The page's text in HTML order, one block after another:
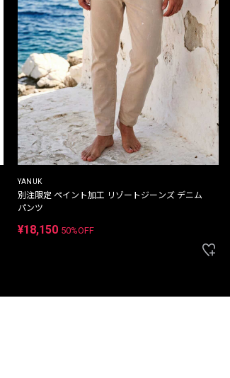
YANUK
別注限定 ペイント加工 リゾートジーンズ デニム
パンツ
¥18,150 50%OFF